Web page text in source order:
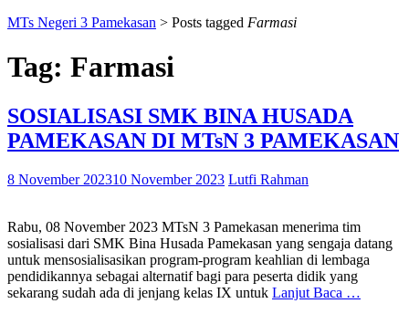
MTs Negeri 3 Pamekasan > Posts tagged Farmasi
Tag: Farmasi
SOSIALISASI SMK BINA HUSADA
PAMEKASAN DI MTsN 3 PAMEKASAN
8 November 202310 November 2023 Lutfi Rahman
Rabu, 08 November 2023 MTsN 3 Pamekasan menerima tim
sosialisasi dari SMK Bina Husada Pamekasan yang sengaja datang
untuk mensosialisasikan program-program keahlian di lembaga
pendidikannya sebagai alternatif bagi para peserta didik yang
sekarang sudah ada di jenjang kelas IX untuk Lanjut Baca …